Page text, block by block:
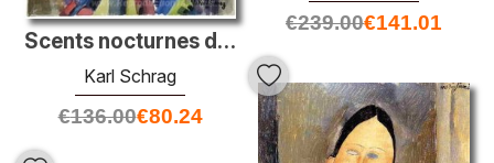
€239.00€141.01
Scents nocturnes de jardins étrangers
Karl Schrag
€136.00€80.24